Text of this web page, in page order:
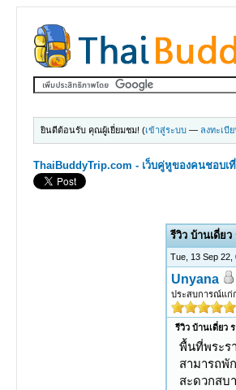
ยินดีต้อนรับ คุณผู้เยี่ยมชม! (เข้าสู่ระบบ — ลงทะเบี
ThaiBuddyTrip.com - เว็บคู่หูของคนชอบเ
รีวิว บ้านเดี่ย
Tue, 13 Sep 22,
Unyana
ประสบการณ์แก่
รีวิว บ้านเดี่ยว
พื้นที่พระร
สามารถพั
สะดวกสบ